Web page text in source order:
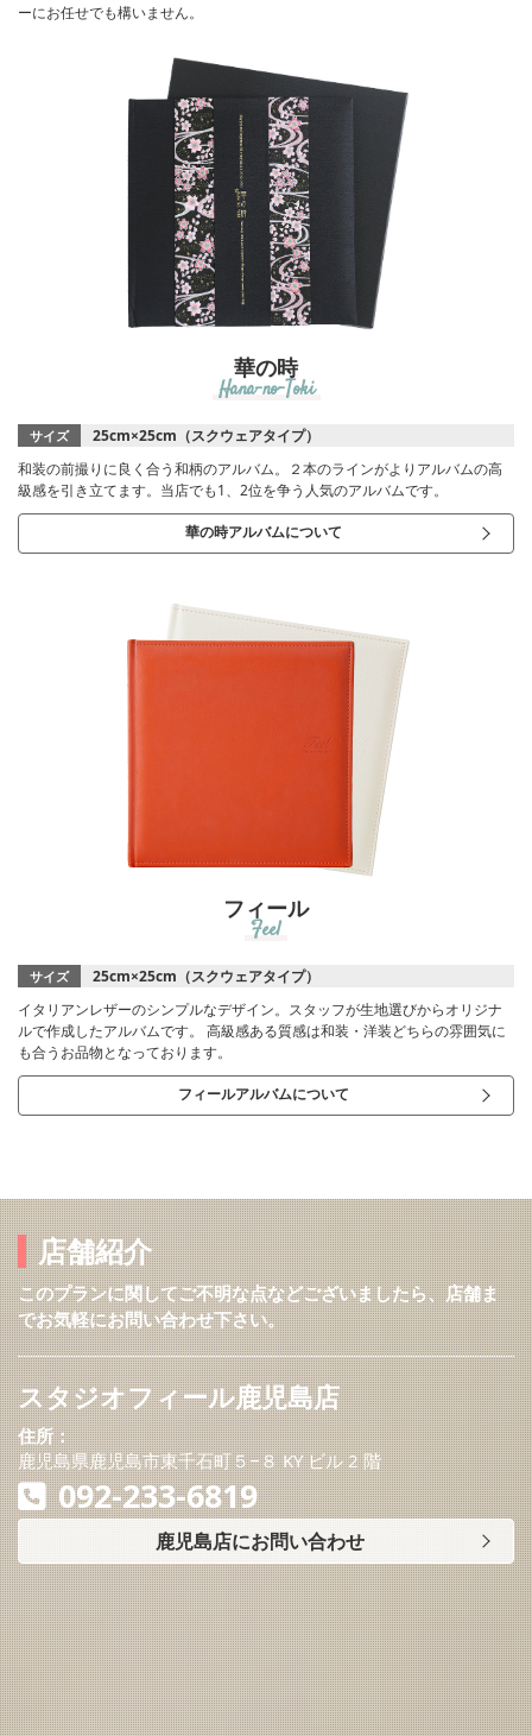
ーにお任せでも構いません。
華の時
Hana-no-Toki
サイズ
25cm×25cm（スクウェアタイプ）
和装の前撮りに良く合う和柄のアルバム。２本のラインがよりアルバムの高
級感を引き立てます。当店でも1、2位を争う人気のアルバムです。
華の時アルバムについて
フィール
Feel
サイズ
25cm×25cm（スクウェアタイプ）
イタリアンレザーのシンプルなデザイン。スタッフが生地選びからオリジナ
ルで作成したアルバムです。 高級感ある質感は和装・洋装どちらの雰囲気に
も合うお品物となっております。
フィールアルバムについて
店舗紹介
このプランに関してご不明な点などございましたら、店舗ま
でお気軽にお問い合わせ下さい。
スタジオフィール鹿児島店
住所：
鹿児島県鹿児島市東千石町５−８ KY ビル 2 階
092-233-6819
鹿児島店にお問い合わせ